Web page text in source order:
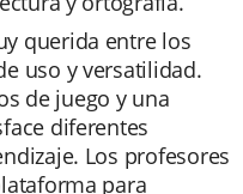
querida entre los
uso y versatilidad.
de juego y una
diferentes
Los profesores
para